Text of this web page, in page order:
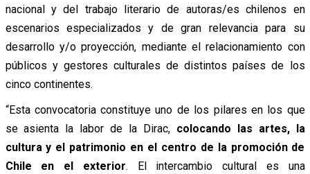
nacional y del trabajo literario de autoras/es chilenos en
escenarios especializados y de gran relevancia para su
desarrollo y/o proyección, mediante el relacionamiento con
públicos y gestores culturales de distintos países de los
cinco continentes.
“Esta convocatoria constituye uno de los pilares en los que
se asienta la labor de la Dirac,colocando las artes, la
cultura y el patrimonio en el centro de la promoción de
Chile en el exterior. El intercambio cultural es una